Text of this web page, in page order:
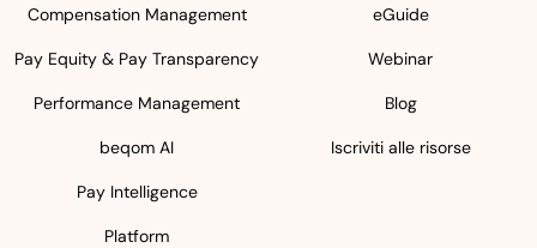
Compensation Management
Pay Equity & Pay Transparency
Performance Management
beqom AI
Pay Intelligence
Platform
eGuide
Webinar
Blog
Iscriviti alle risorse